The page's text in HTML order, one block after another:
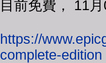
目前免費， 11
https://
complete-edition